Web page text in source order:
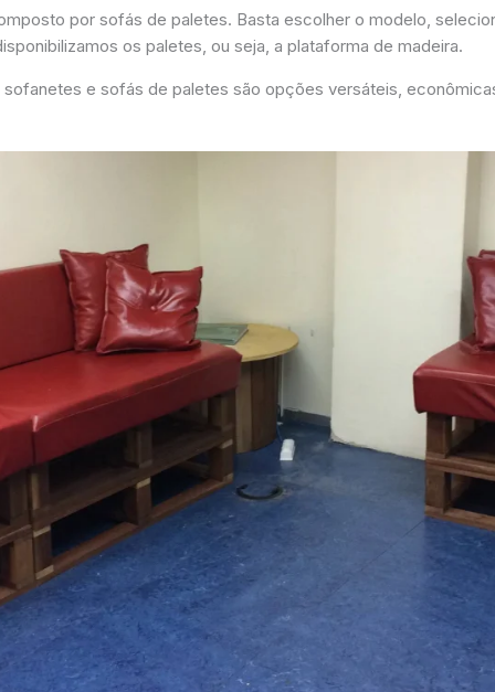
por sofás de paletes. Basta escolher o modelo,
os paletes, ou seja, a plataforma de madeira.
e sofás de paletes são opções versáteis,